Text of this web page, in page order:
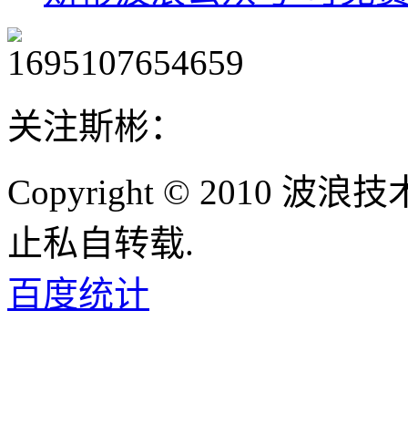
关注斯彬：
Copyright © 2010 波浪技
止私自转载.
百度统计